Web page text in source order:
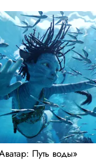
Путь воды»